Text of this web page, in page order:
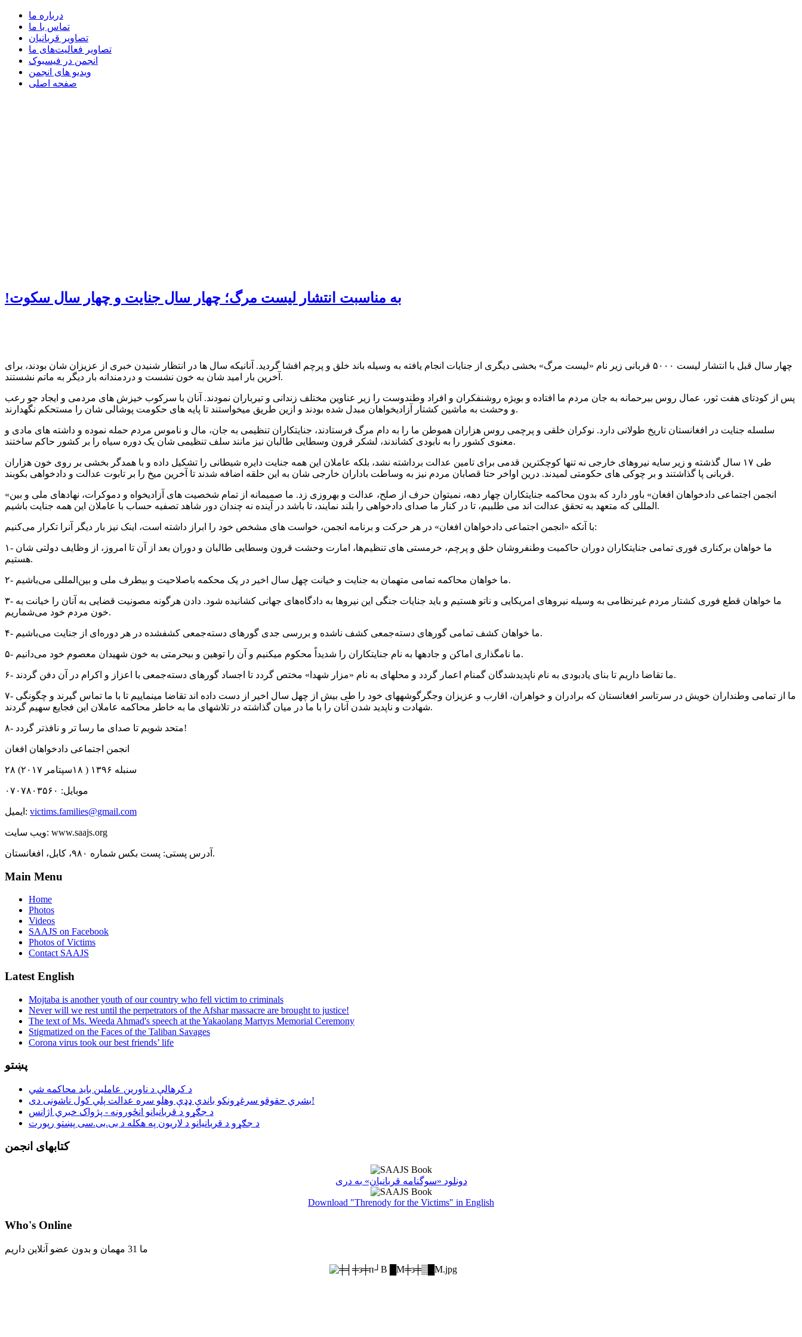
درباره ما
تماس با ما
تصاویر قربانیان
تصاویر فعالیت‌های ما
انجمن در فیسبوک
ویدیو های انجمن
صفحه اصلی
!به مناسبت انتشار لیست مرگ؛ چهار سال جنایت و چهار سال سکوت
چهار سال قبل با انتشار لیست ۵۰۰۰ قربانی زیر نام «لیست مرگ» بخشی دیگری از جنایات انجام یافته به وسیله باند خلق و پرچم افشا گردید. آنانیکه سال ها در انتظار شنیدن خبری از عزیزان شان بودند، برای
آخرین بار امید شان به خون نشست و دردمندانه بار دیگر به ماتم نشستند.
پس از کودتای هفت ثور، عمال روس بیرحمانه به جان مردم ما افتاده و بويژه روشنفکران و افراد وطندوست را زیر عناوین مختلف زندانی و تیرباران نمودند. آنان با سرکوب خیزش های مردمی و ایجاد جو رعب
و وحشت به ماشین کشتار آزادیخواهان مبدل شده بودند و ازین طریق میخواستند تا پایه های حکومت پوشالی شان را مستحکم نگهدارند.
سلسله جنایت در افغانستان تاریخ طولانی دارد. نوکران خلقی و پرچمی روس هزاران هموطن ما را به دام مرگ فرستادند، جنایتکاران تنظیمی به جان، مال و ناموس مردم حمله نموده و داشته های مادی و
معنوی کشور را به نابودی کشاندند، لشکر قرون وسطایی طالبان نیز مانند سلف تنظیمی شان یک دوره سیاه را بر کشور حاکم ساختند.
طی ۱۷ سال گذشته و زیر سایه نیروهای خارجی نه تنها کوچکترین قدمی برای تامین عدالت برداشته نشد، بلکه عاملان این همه جنایت دایره شیطانی را تشکیل داده و با همدگر بخشی بر روی خون هزاران
قربانی پا گذاشتند و بر چوکی های حکومتی لمیدند. درین اواخر حتا قصابان مردم نیز به وساطت باداران خارجی شان به این حلقه اضافه شدند تا آخرین میخ را بر تابوت عدالت و دادخواهی بکوبند.
«انجمن اجتماعی دادخواهان افغان» باور دارد که بدون محاکمه جنایتکاران چهار دهه، نمیتوان حرف از صلح، عدالت و بهروزی زد. ما صمیمانه از تمام شخصیت های آزادیخواه و دموکرات، نهاد‌های ملی و بین
المللی که متعهد به تحقق عدالت اند می طلبیم، تا در کنار ما صدای دادخواهی را بلند نمایند، تا باشد در آینده نه چندان دور شاهد تصفیه حساب با عاملان این همه جنایت باشیم.
با آنکه «انجمن اجتماعی دادخواهان افغان» در هر حرکت و برنامه انجمن، خواست های مشخص خود را ابراز داشته است، اینک نیز بار دیگر آنرا تکرار می‌کنیم:
۱- ما خواهان برکناری فوری تمامی جنایتکاران دوران حاکمیت وطنفروشان خلق و پرچم، خرمستی های تنظیم‌ها، امارت وحشت قرون وسطایی طالبان و دوران بعد از آن تا امروز، از وظایف دولتی شان
هستیم.
۲- ما خواهان محاکمه تمامی متهمان به جنایت و خیانت چهل سال اخیر در یک محکمه باصلاحیت و بیطرف ملی و بین‌المللی می‌باشیم.
۳- ما خواهان قطع فوری کشتار مردم غیرنظامی به وسیله نیروهای امریکایی و ناتو هستیم و باید جنایات جنگی این نیروها به دادگاه‌های جهانی کشانیده شود. دادن هرگونه مصونیت قضایی به آنان را خیانت به
خون مردم خود می‌شماریم.
۴- ما خواهان کشف تمامی گورهای دسته‌جمعی کشف ناشده و بررسی جدی گورهای دسته‌جمعی کشفشده در هر دوره‌ای از جنایت می‌باشیم.
۵- ما نامگذاری اماکن و جادهها به نام جنایتکاران را شدیداً محکوم میکنیم و آن را توهین و بیحرمتی به خون شهیدان معصوم خود می‌دانیم.
۶- ما تقاضا داریم تا بنای یادبودی به نام ناپدیدشدگان گمنام اعمار گردد و محلهای به نام «مزار شهدا» مختص گردد تا اجساد گورهای دسته‌جمعی با اعزاز و اکرام در آن دفن گردند.
۷- ما از تمامی وطنداران خویش در سرتاسر افغانستان که برادران و خواهران، اقارب و عزیزان وجگرگوشههای خود را طی بیش از چهل سال اخیر از دست داده اند تقاضا مینماییم تا با ما تماس گیرند و چگونگی
شهادت و ناپدید شدن آنان را با ما در میان گذاشته در تلاشهای ما به خاطر محاکمه عاملان این فجایع سهیم گردند.
۸- متحد شویم تا صدای ما رسا تر و نافذتر گردد!
انجمن اجتماعی دادخواهان افغان
۲۸ سنبله ۱۳۹۶ ( ۱۸سپتامر ۲۰۱۷)
موبايل: ۰۷۰۷۸۰۳۵۶۰
ایمیل: victims.families@gmail.com
ویب سایت: www.saajs.org
آدرس پستی: پست بکس شماره ۹۸۰، کابل، افغانستان.
Main Menu
Home
Photos
Videos
SAAJS on Facebook
Photos of Victims
Contact SAAJS
Latest English
Mojtaba is another youth of our country who fell victim to criminals
Never will we rest until the perpetrators of the Afshar massacre are brought to justice!
The text of Ms. Weeda Ahmad's speech at the Yakaolang Martyrs Memorial Ceremony
Stigmatized on the Faces of the Taliban Savages
Corona virus took our best friends’ life
پښتو
د کرهالې د ناورین عاملین باید محاکمه شي
بشري حقوقو سرغړونکو باندې ډډې وهلو سره عدالت پلي کول ناشونی دی!
د جګړو د قربانیانو انځورونه - پژواک خبري اژانس
د جګړو د قربانیانو د لاریون په هکله د بی.بی.سی پښتو رپورت
کتابهای انجمن
دونلود «سوگنامه قربانیان» به دری
Download "Threnody for the Victims" in English
Who's Online
ما 31 مهمان و بدون عضو آنلاین داریم